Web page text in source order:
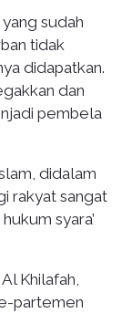
sudah
tidak
didapatkan.
dan
pembela
didalam
rakyat sangat
syara’
Khilafah,
partemen